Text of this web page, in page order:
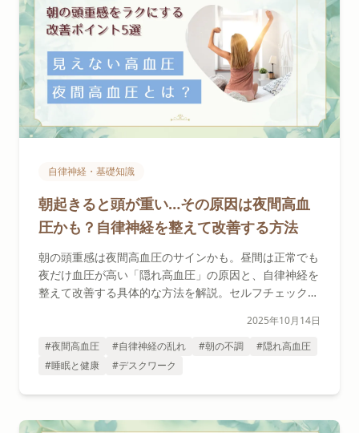
自律神経・基礎知識
朝起きると頭が重い…その原因は夜間高血
圧かも？自律神経を整えて改善する方法
朝の頭重感は夜間高血圧のサインかも。昼間は正常でも
夜だけ血圧が高い「隠れ高血圧」の原因と、自律神経を
整えて改善する具体的な方法を解説。セルフチェックリ
2025年10月14日
#夜間高血圧
#自律神経の乱れ #朝の不調
#隠れ高血圧
#睡眠と健康
#デスクワーク